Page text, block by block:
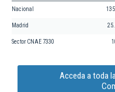
Nacional
Madrid
Sector CNAE 7330
Acceda a toda